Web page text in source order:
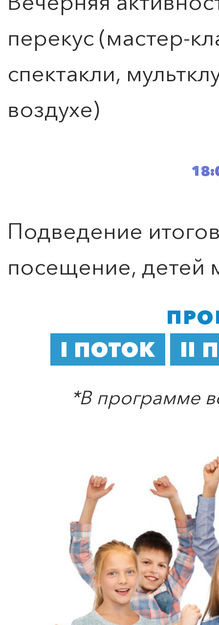
ПОИСК ПО МЕРОПРИЯТИЯМ
перекус (мастер-
спектакли,
воздухе)
Подведение
посещение, детей
I ПОТОК II
*В программе